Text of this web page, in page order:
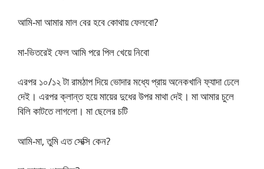
আমি-মা আমার মাল বের হবে কোথায় ফেলবো?
মা-ভিতরেই ফেল আমি পরে পিল খেয়ে নিবো
এরপর ১০/১২ টা রামঠাপ দিয়ে ভোদার মধ্যে প্রায় অনেকখানি ফ্যাদা ঢেলে
দেই। এরপর ক্লান্ত হয়ে মায়ের দুধের উপর মাথা দেই। মা আমার চুলে
বিলি কাটতে লাগলো। মা ছেলের চটি
আমি-মা, তুমি এত সেক্সি কেন?